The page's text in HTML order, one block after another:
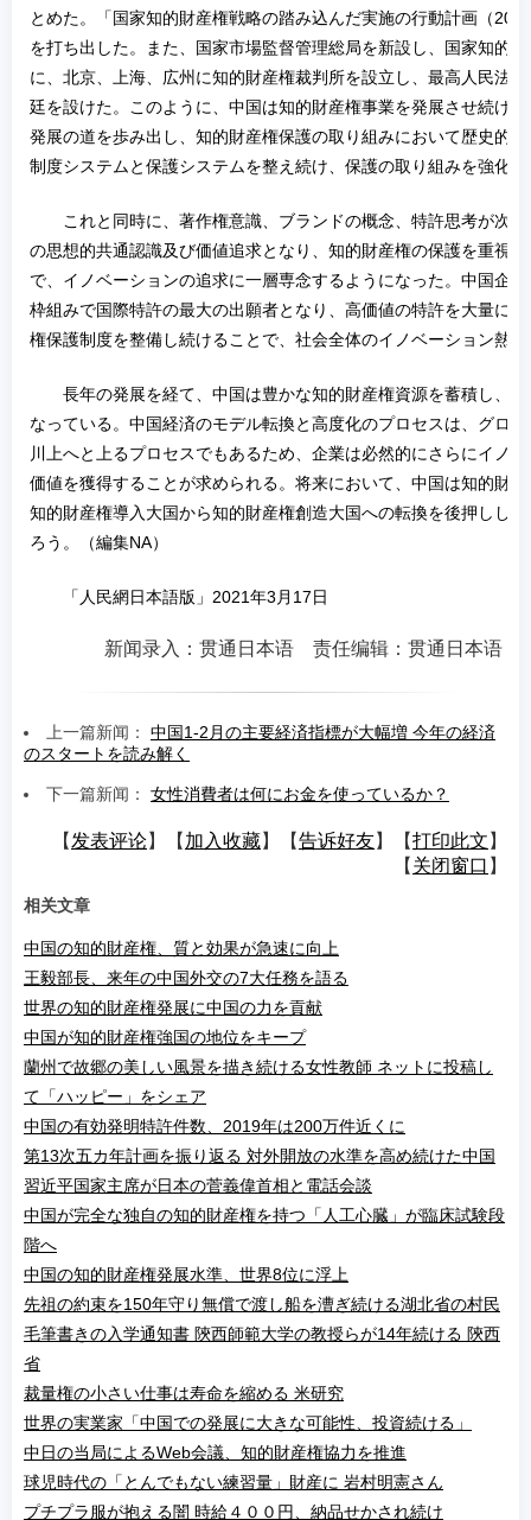
とめた。「国家知的財産権戦略の踏み込んだ実施の行動計画（
を打ち出した。また、国家市場監督管理総局を新設し、国家知的
に、北京、上海、広州に知的財産権裁判所を設立し、最高人民法
廷を設けた。このように、中国は知的財産権事業を発展させ続け
発展の道を歩み出し、知的財産権保護の取り組みにおいて歴史的
制度システムと保護システムを整え続け、保護の取り組みを強化
これと同時に、著作権意識、ブランドの概念、特許思考が次
の思想的共通認識及び価値追求となり、知的財産権の保護を重視
で、イノベーションの追求に一層専念するようになった。中国企
枠組みで国際特許の最大の出願者となり、高価値の特許を大量に
権保護制度を整備し続けることで、社会全体のイノベーション熱
長年の発展を経て、中国は豊かな知的財産権資源を蓄積し、
なっている。中国経済のモデル転換と高度化のプロセスは、グロ
川上へと上るプロセスでもあるため、企業は必然的にさらにイノ
価値を獲得することが求められる。将来において、中国は知的財
知的財産権導入大国から知的財産権創造大国への転換を後押しし
ろう。（編集NA）
「人民網日本語版」2021年3月17日
新闻录入：贯通日本语 责任编辑：贯通日本语
上一篇新闻： 中国1-2月の主要経済指標が大幅増 今年の経済
のスタートを読み解く
下一篇新闻： 女性消費者は何にお金を使っているか？
【 发表评论】【 加入收藏】【告诉好友】【打印此文 】
【 关闭窗口 】
相关文章
中国の知的財産権、質と効果が急速に向上
王毅部長、来年の中国外交の7大任務を語る
世界の知的財産権発展に中国の力を貢献
中国が知的財産権強国の地位をキープ
蘭州で故郷の美しい風景を描き続ける女性教師 ネットに投稿し
て「ハッピー」をシェア
中国の有効発明特許件数、2019年は200万件近くに
第13次五カ年計画を振り返る 対外開放の水準を高め続けた中国
習近平国家主席が日本の菅義偉首相と電話会談
中国が完全な独自の知的財産権を持つ「人工心臓」が臨床試験段
階へ
中国の知的財産権発展水準、世界8位に浮上
先祖の約束を150年守り無償で渡し船を漕ぎ続ける湖北省の村民
毛筆書きの入学通知書 陝西師範大学の教授らが14年続ける 陝西
省
裁量権の小さい仕事は寿命を縮める 米研究
世界の実業家「中国での発展に大きな可能性、投資続ける」
中日の当局によるWeb会議、知的財産権協力を推進
球児時代の「とんでもない練習量」財産に 岩村明憲さん
プチプラ服が抱える闇 時給４００円、納品せかされ続け